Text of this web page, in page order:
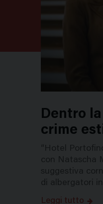
Dentro
crime
Leggi tutto